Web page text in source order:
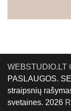
WEBSTUDIO.LT
PASLAUGOS.
straipsnių
svetaines. 2026